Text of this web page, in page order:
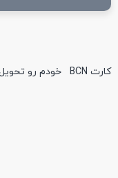
کارت BCN خودم رو تحویل گرفتم.